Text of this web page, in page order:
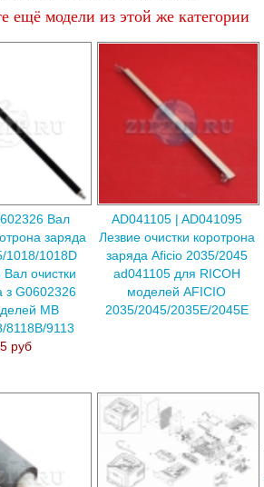
ещё модели из этой же категории
Вал
заряда
1018/1018D
очистки
з G0602326
MB
8118B/9113
руб
AD041105 | AD041095
Лезвие очистки коротрона
заряда Aficio 2035/2045
ad041105 для RICOH
моделей AFICIO
2035/2045/2035E/2045E